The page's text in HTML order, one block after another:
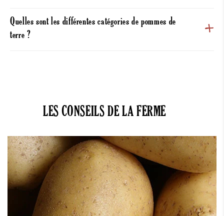
Quelles sont les différentes catégories de pommes de
terre ?
LES CONSEILS DE LA FERME